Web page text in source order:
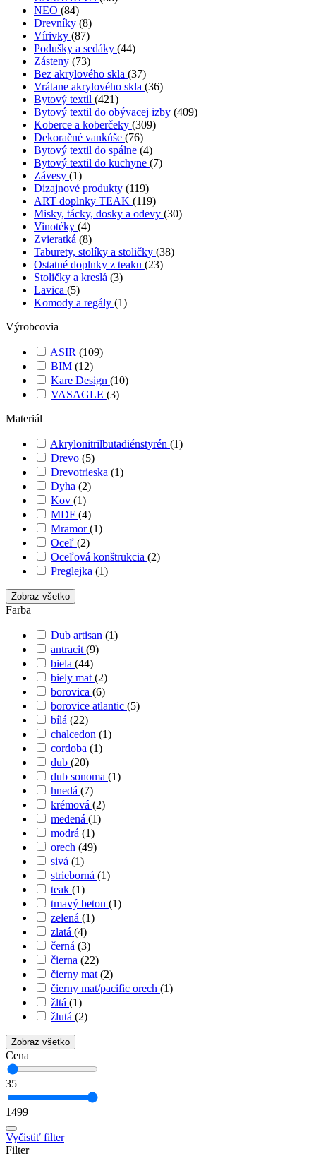
NEO (84)
Drevníky (8)
Vírivky (87)
Podušky a sedáky (44)
Zásteny (73)
Bez akrylového skla (37)
Vrátane akrylového skla (36)
Bytový textil (421)
Bytový textil do obývacej izby (409)
Koberce a koberčeky (309)
Dekoračné vankúše (76)
Bytový textil do spálne (4)
Bytový textil do kuchyne (7)
Závesy (1)
Dizajnové produkty (119)
ART doplnky TEAK (119)
Misky, tácky, dosky a odevy (30)
Vinotéky (4)
Zvieratká (8)
Taburety, stolíky a stoličky (38)
Ostatné doplnky z teaku (23)
Stoličky a kreslá (3)
Lavica (5)
Komody a regály (1)
Výrobcovia
ASIR (109)
BIM (12)
Kare Design (10)
VASAGLE (3)
Materiál
Akrylonitrilbutadiénstyrén (1)
Drevo (5)
Drevotrieska (1)
Dyha (2)
Kov (1)
MDF (4)
Mramor(1)
Oceľ (2)
Oceľová konštrukcia (2)
Preglejka (1)
Zobraz všetko
Farba
Dub artisan (1)
antracit (9)
biela (44)
biely mat (2)
borovica (6)
borovice atlantic (5)
bílá (22)
chalcedon (1)
cordoba (1)
dub (20)
dub sonoma (1)
hnedá (7)
krémová (2)
medená (1)
modrá (1)
orech (49)
sivá (1)
strieborná (1)
teak (1)
tmavý beton (1)
zelená (1)
zlatá (4)
černá (3)
čierna (22)
čierny mat (2)
čierny mat/pacific orech (1)
žltá (1)
žlutá (2)
Zobraz všetko
Cena
35
1499
Vyčistiť filter
Filter